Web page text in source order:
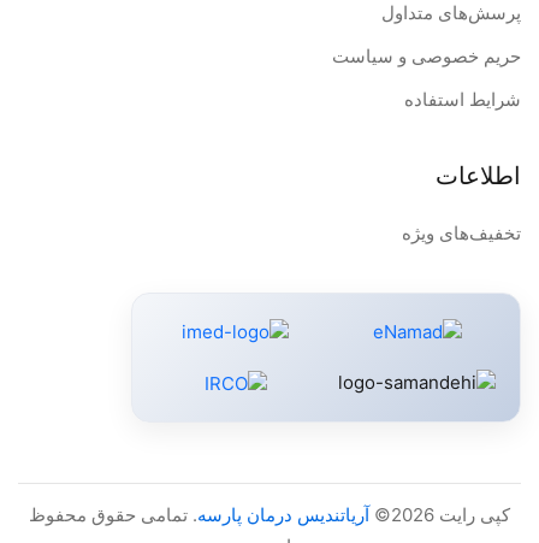
پرسش‌های متداول
حریم خصوصی و سیاست
شرایط استفاده
اطلاعات
تخفیف‌های ویژه
کپی رایت 2026© آریاتندیس درمان پارسه. تمامی حقوق محفوظ